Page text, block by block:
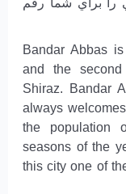
براي شما رقم
Bandar Abbas
and the
Shiraz. Bandar
always
the population
seasons of the
this city one of